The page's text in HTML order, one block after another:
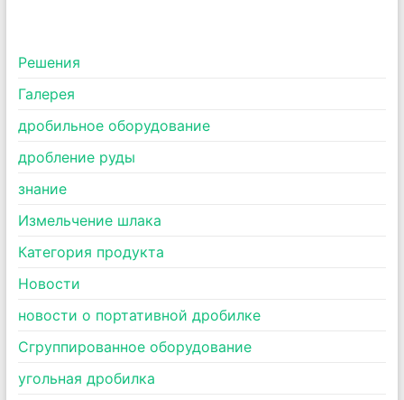
Pешения
Галерея
дробильное оборудование
дробление руды
знание
Измельчение шлака
Категория продукта
Новости
новости о портативной дробилке
Сгруппированное оборудование
угольная дробилка